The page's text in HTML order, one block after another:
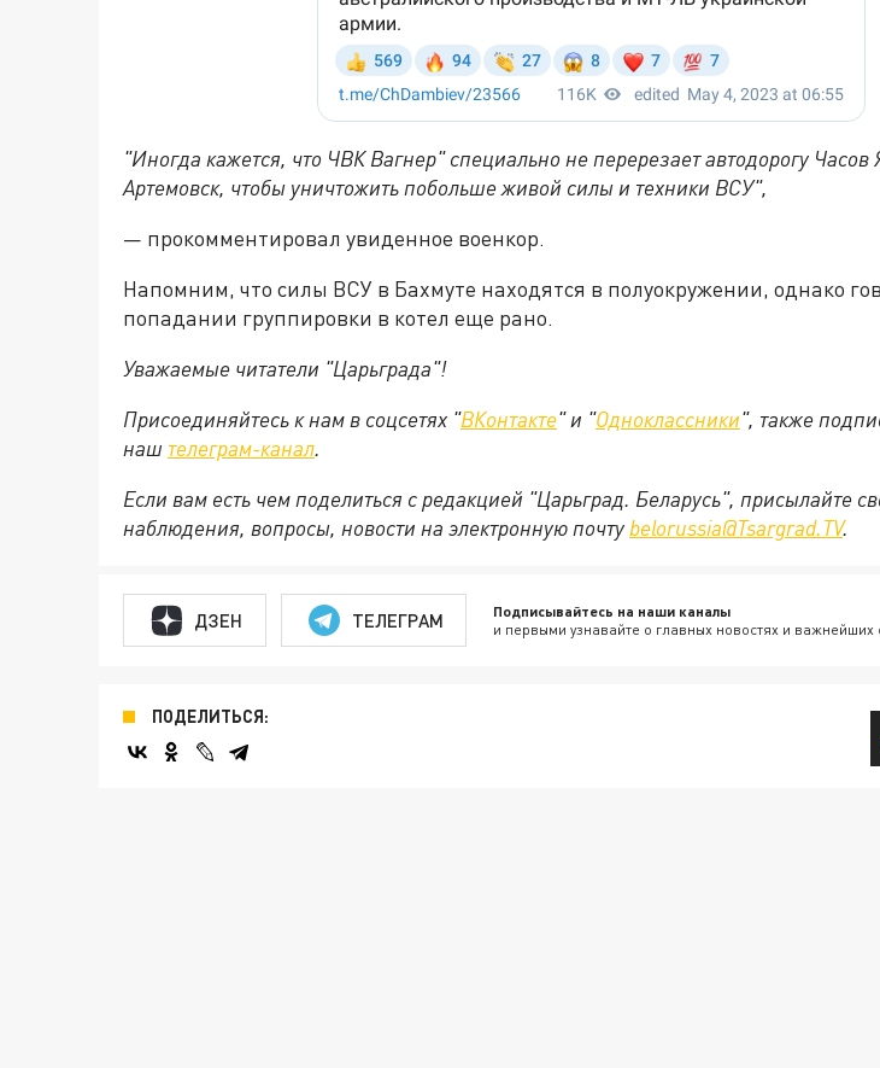
"Иногда кажется, что ЧВК Вагнер" специально не перерезает автодорогу Часов
Артемовск, чтобы уничтожить побольше живой силы и техники ВСУ",
— прокомментировал увиденное военкор.
Напомним, что силы ВСУ в Бахмуте находятся в полуокружении, однако
попадании группировки в котел еще рано.
Уважаемые читатели "Царьграда"!
Присоединяйтесь к нам в соцсетях "ВКонтакте" и "Одноклассники", также
наш телеграм-канал.
Если вам есть чем поделиться с редакцией "Царьград. Беларусь", присылайте
наблюдения, вопросы, новости на электронную почту belorussia@Tsargrad.TV.
ДЗЕН ТЕЛЕГРАМ Подписывайтесь на наши каналы
и первыми узнавайте о главных новостях и важнейших
ПОДЕЛИТЬСЯ: